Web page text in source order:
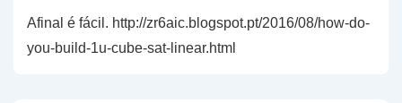
Afinal é fácil. http://zr6aic.blogspot.pt/2016/08/how-do-
you-build-1u-cube-sat-linear.html